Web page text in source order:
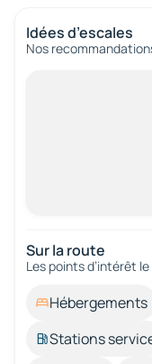
Idées d’escales
Nos
Sur la route
Les points d’intérêt
Hébergements
Stations